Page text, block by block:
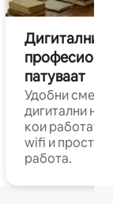
Дигитални
патуваат
Удобни
дигитални
кои работат
wifi и
работа.